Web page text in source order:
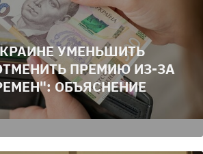
УМЕНЬШИТЬ
ПРЕМИЮ ИЗ-ЗА
ОБЪЯСНЕНИЕ